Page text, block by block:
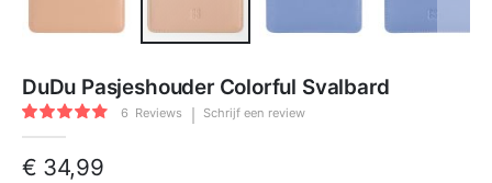
het
begin
van
de
afbeeldingen-
DuDu Pasjeshouder Colorful Svalbard
Waardering:
90
% of100
6 Reviews Schrijf een review
€ 34,99